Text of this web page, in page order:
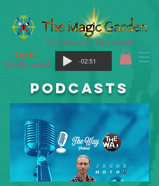
Vi unboxer Universet
Log in
Medlemskab
-02:51
PODCASTS